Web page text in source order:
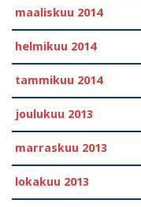
maaliskuu 2014
helmikuu 2014
tammikuu 2014
joulukuu 2013
marraskuu 2013
lokakuu 2013